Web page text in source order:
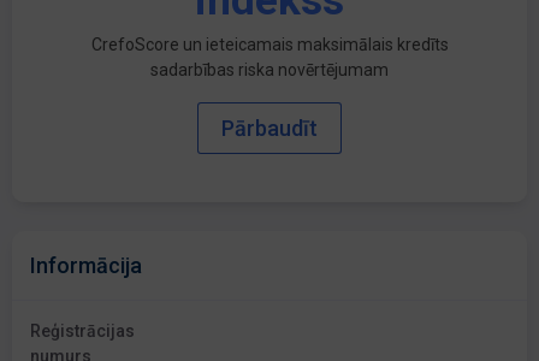
CrefoScore un ieteicamais maksimālais kredīts
sadarbības riska novērtējumam
Pārbaudīt
Informācija
Reģistrācijas
numurs